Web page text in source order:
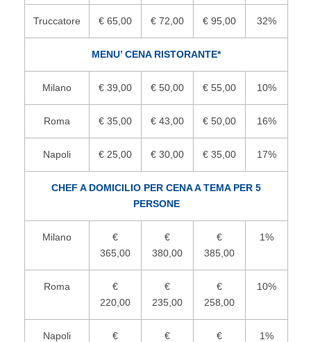
Truccatore € 65,00 € 72,00 € 95,00 32%
MENU’ CENA RISTORANTE*
Milano € 39,00 € 50,00 € 55,00 10%
Roma € 35,00 € 43,00 € 50,00 16%
Napoli € 25,00 € 30,00 € 35,00 17%
CHEF A DOMICILIO PER CENA A TEMA PER 5
PERSONE
Milano
€
365,00
€
380,00
€
385,00
1%
Roma
€
220,00
€
235,00
€
258,00
10%
Napoli
€
€
€
1%